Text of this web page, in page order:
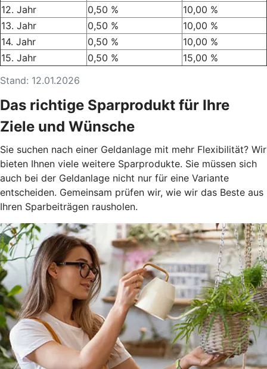
Stand: 12.01.2026
12. Jahr
0,50 %
10,00 %
13. Jahr
0,50 %
10,00 %
14. Jahr
0,50 %
10,00 %
15. Jahr
0,50 % 15,00 %
Das richtige Sparprodukt für Ihre
Ziele und Wünsche
Sie suchen nach einer Geldanlage mit mehr Flexibilität? Wir
bieten Ihnen viele weitere Sparprodukte. Sie müssen sich
auch bei der Geldanlage nicht nur für eine Variante
entscheiden. Gemeinsam prüfen wir, wie wir das Beste aus
Ihren Sparbeiträgen rausholen.